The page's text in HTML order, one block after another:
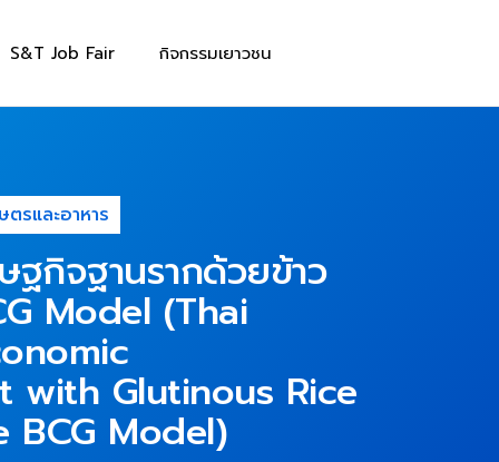
S&T Job Fair กิจกรรมเยาวชน
ตรและอาหาร
กิจฐานรากด้วยข้าว
Model (Thai
with Glutinous Rice
Model)